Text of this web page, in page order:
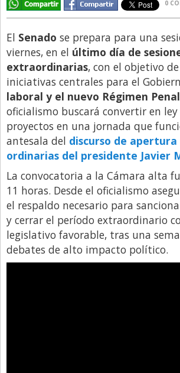
Finanzas
Gastronomia
Internacionales
La Opinión del Director
Legales
Libro de Quejas
Medios
Minuto Lanzamiento
Negocios
Opinion
País
0
El Senado se prepara para una
viernes, en el último día de
extraordinarias, con el objetivo
iniciativas centrales para el
laboral y el nuevo Régimen
oficialismo buscará convertir en
proyectos en una jornada que
antesala del discurso de apertura
ordinarias del presidente Javier
La convocatoria a la Cámara alta
11 horas. Desde el oficialismo
el respaldo necesario para
y cerrar el período extraordinario
legislativo favorable, tras una
debates de alto impacto político.